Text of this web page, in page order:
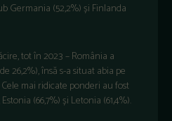
Germania (52,2%) și Finlanda
tot în 2023 – România a
26,2%), însă s-a situat abia pe
mai ridicate ponderi au fost
(66,7%) și Letonia (61,4%).